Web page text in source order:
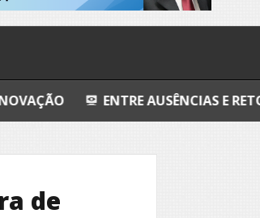
AUSÊNCIAS E RETORNOS
de